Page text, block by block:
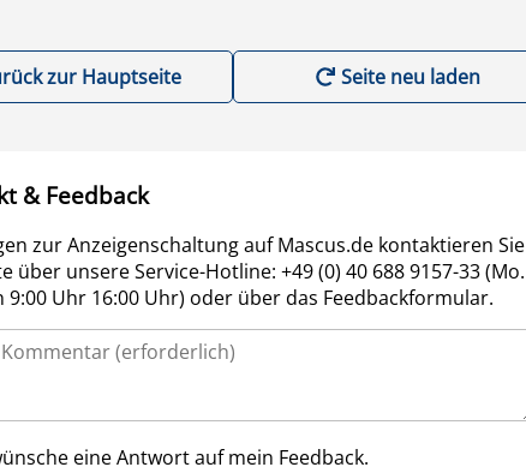
zur Hauptseite Seite neu laden
& Feedback
zur Anzeigenschaltung auf Mascus.de kontaktieren Sie
über unsere Service-Hotline: +49 (0) 40 688 9157-33 (Mo.
9:00 Uhr 16:00 Uhr) oder über das Feedbackformular.
eine Antwort auf mein Feedback.